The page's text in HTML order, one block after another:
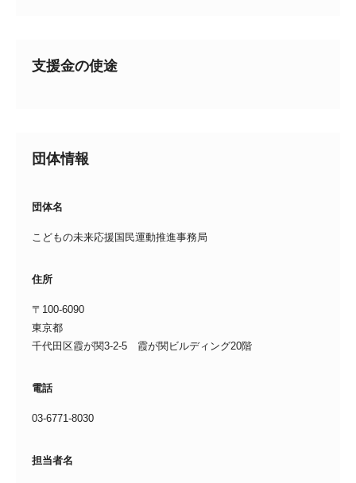
支援金の使途
団体情報
団体名
こどもの未来応援国民運動推進事務局
住所
〒100-6090
東京都
千代田区霞が関3-2-5 霞が関ビルディング20階
電話
03-6771-8030
担当者名